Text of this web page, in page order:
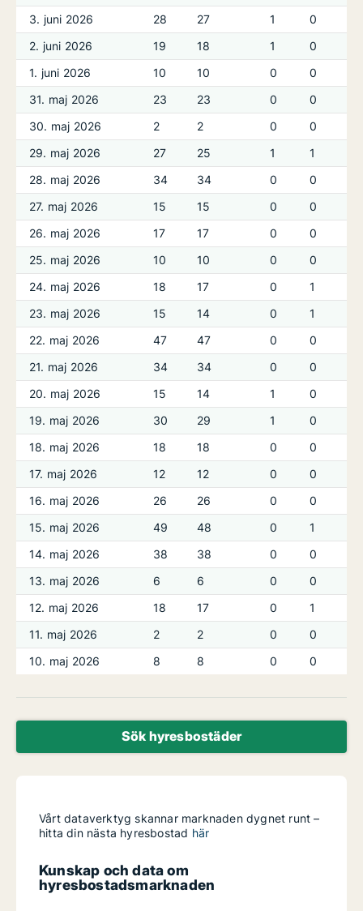
3. juni 2026
28 27 1
0
2. juni 2026
19 18 1
0
1. juni 2026
10 10 0
0
31. maj 2026
23 23 0
0
30. maj 2026
2 2 0
0
29. maj 2026
27 25 1
1
28. maj 2026
34 34 0
0
27. maj 2026
15 15 0
0
26. maj 2026
17 17 0
0
25. maj 2026
10 10 0
0
24. maj 2026
18 17 0
1
23. maj 2026
15 14 0
1
22. maj 2026
47 47 0
0
21. maj 2026
34 34 0
0
20. maj 2026
15 14 1
0
19. maj 2026
30 29 1
0
18. maj 2026
18 18 0
0
17. maj 2026
12 12 0
0
16. maj 2026
26 26 0
0
15. maj 2026
49 48 0
1
14. maj 2026
38 38 0
0
13. maj 2026
6 6 0
0
12. maj 2026
18 17 0
1
11. maj 2026
2 2 0
0
10. maj 2026
8 8 0 0
Sök hyresbostäder
Vårt dataverktyg skannar marknaden dygnet runt –
hitta din nästa hyresbostad här
Kunskap och data om
hyresbostadsmarknaden